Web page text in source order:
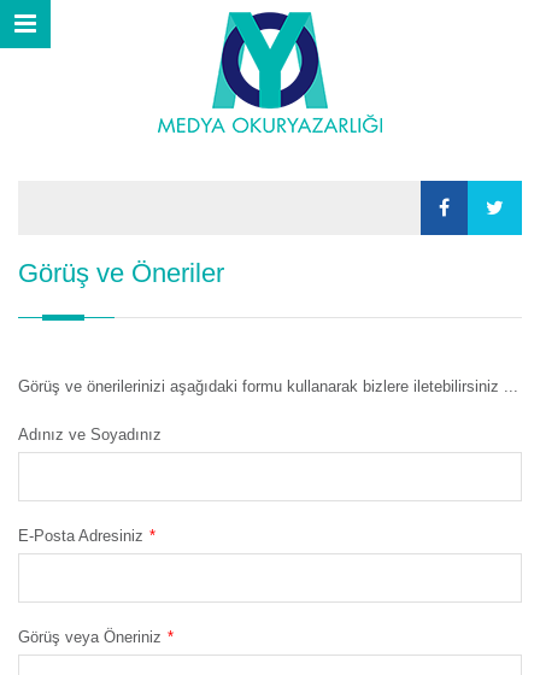
Görüş ve Öneriler
Görüş ve önerilerinizi aşağıdaki formu kullanarak bizlere iletebilirsiniz ...
Adınız ve Soyadınız
E-Posta Adresiniz *
Görüş veya Öneriniz *